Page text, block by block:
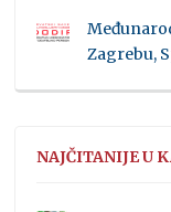
Zagrebu,
NAJČITANIJE U